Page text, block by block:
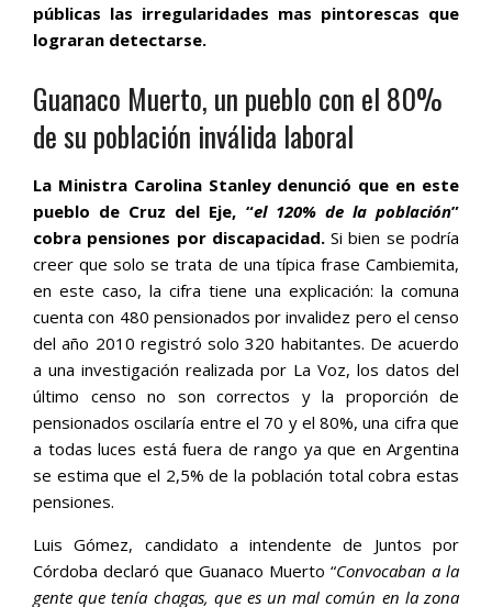
públicas las irregularidades mas pintorescas que
lograran detectarse.
Guanaco Muerto, un pueblo con el 80%
de su población inválida laboral
La Ministra Carolina Stanley denunció que en este
pueblo de Cruz del Eje, “el 120% de la población”
cobra pensiones por discapacidad.Si bien se podría
creer que solo se trata de una típica frase Cambiemita,
en este caso, la cifra tiene una explicación: la comuna
cuenta con 480 pensionados por invalidez pero el censo
del año 2010 registró solo 320 habitantes. De acuerdo
a una investigación realizada por La Voz, los datos del
último censo no son correctos y la proporción de
pensionados oscilaría entre el 70 y el 80%, una cifra que
a todas luces está fuera de rango ya que en Argentina
se estima que el 2,5% de la población total cobra estas
pensiones.
Luis Gómez, candidato a intendente de Juntos por
Córdoba declaró que Guanaco Muerto “Convocaban a la
gente que tenía chagas, que es un mal común en la zona